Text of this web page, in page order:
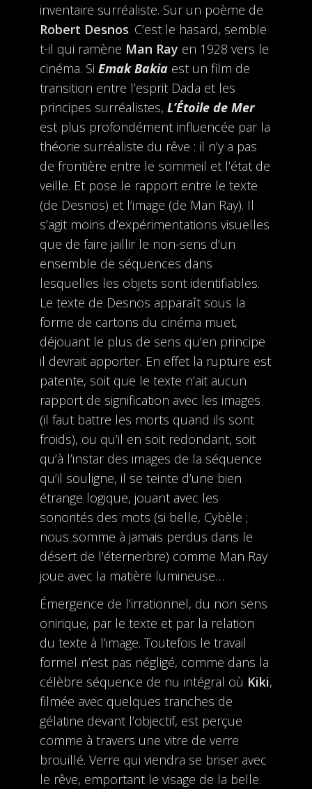
inventaire surréaliste. Sur un poème de
Robert Desnos. C’est le hasard, semble
t-il qui ramène Man Ray en 1928 vers le
cinéma. Si Emak Bakiaest un film de
transition entre l’esprit Dada et les
principes surréalistes, L’Étoile de Mer
est plus profondément influencée par la
théorie surréaliste du rêve : il n’y a pas
de frontière entre le sommeil et l’état de
veille. Et pose le rapport entre le texte
(de Desnos) et l’image (de Man Ray). Il
s’agit moins d’expérimentations visuelles
que de faire jaillir le non-sens d’un
ensemble de séquences dans
lesquelles les objets sont identifiables.
Le texte de Desnos apparaît sous la
forme de cartons du cinéma muet,
déjouant le plus de sens qu’en principe
il devrait apporter. En effet la rupture est
patente, soit que le texte n’ait aucun
rapport de signification avec les images
(il faut battre les morts quand ils sont
froids), ou qu’il en soit redondant, soit
qu’à l’instar des images de la séquence
qu’il souligne, il se teinte d’une bien
étrange logique, jouant avec les
sonorités des mots (si belle, Cybèle ;
nous somme à jamais perdus dans le
désert de l’éternerbre) comme Man Ray
joue avec la matière lumineuse…
Émergence de l’irrationnel, du non sens
onirique, par le texte et par la relation
du texte à l’image. Toutefois le travail
formel n’est pas négligé, comme dans la
célèbre séquence de nu intégral où Kiki,
filmée avec quelques tranches de
gélatine devant l’objectif, est perçue
comme à travers une vitre de verre
brouillé. Verre qui viendra se briser avec
le rêve, emportant le visage de la belle.